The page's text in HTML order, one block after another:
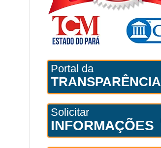
Portal da
TRANSPARÊNCIA
Solicitar
INFORMAÇÕES